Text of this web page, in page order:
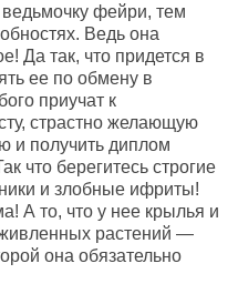
фейри, тем
Ведь она
Да так, что придется в
ее по обмену в
приучат к
страстно желающую
и получить диплом
что берегитесь строгие
и злобные ифриты!
А то, что у нее крылья и
растений —
она обязательно